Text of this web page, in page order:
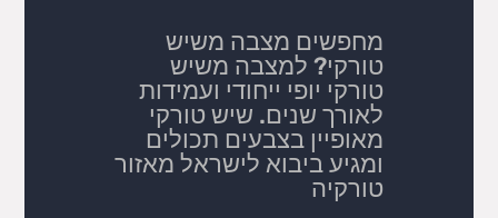
מחפשים מצבה משיש
טורקי? למצבה משיש
טורקי יופי ייחודי ועמידות
לאורך שנים. שיש טורקי
מאופיין בצבעים תכולים
ומגיע ביבוא לישראל מאזור
טורקיה